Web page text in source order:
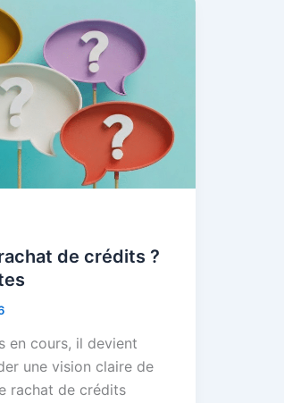
de crédits ?
en cours, il devient
une vision claire de
rachat de crédits